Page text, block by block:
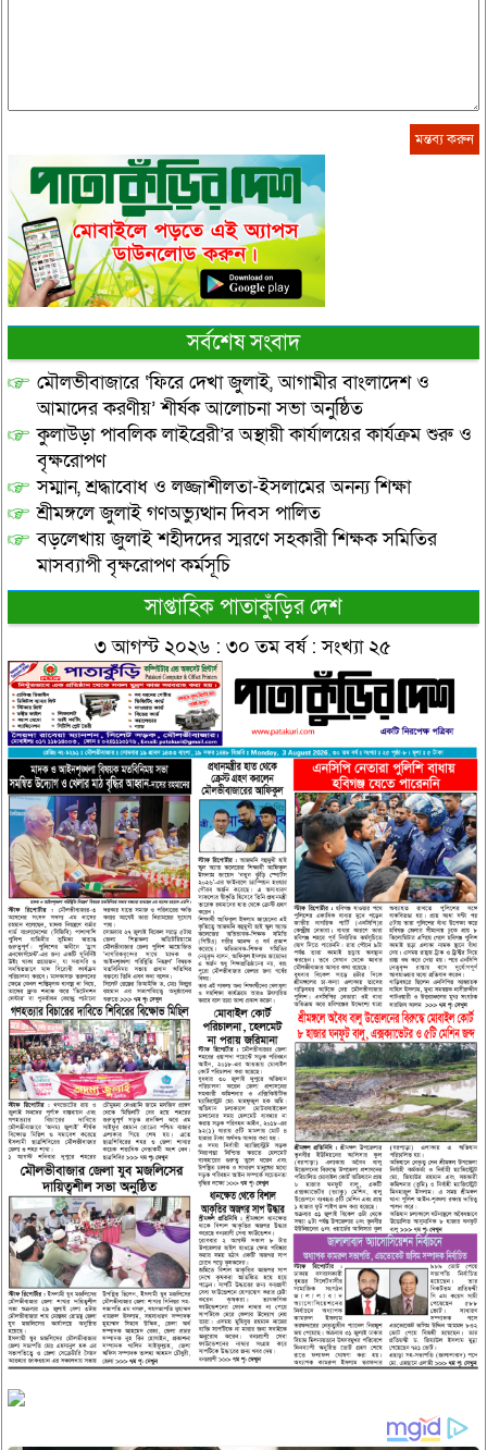
সর্বশেষ সংবাদ
মৌলভীবাজারে ‘ফিরে দেখা জুলাই, আগামীর বাংলাদেশ ও
আমাদের করণীয়’ শীর্ষক আলোচনা সভা অনুষ্ঠিত
কুলাউড়া পাবলিক লাইব্রেরী’র অস্থায়ী কার্যালয়ের কার্যক্রম শুরু ও
বৃক্ষরোপণ
সম্মান, শ্রদ্ধাবোধ ও লজ্জাশীলতা-ইসলামের অনন্য শিক্ষা
শ্রীমঙ্গলে জুলাই গণঅভ্যুত্থান দিবস পালিত
বড়লেখায় জুলাই শহীদদের স্মরণে সহকারী শিক্ষক সমিতির
মাসব্যাপী বৃক্ষরোপণ কর্মসূচি
সাপ্তাহিক পাতাকুঁড়ির দেশ
৩ আগস্ট ২০২৬ : ৩০ তম বর্ষ : সংখ্যা ২৫